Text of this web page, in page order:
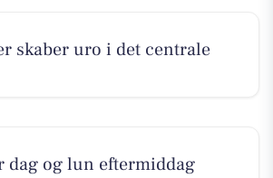
skaber uro i det centrale
dag og lun eftermiddag